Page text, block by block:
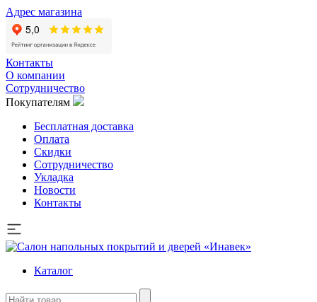
Адрес магазина
Контакты
О компании
Сотрудничество
Покупателям
Бесплатная доставка
Оплата
Скидки
Сотрудничество
Укладка
Новости
Контакты
Каталог